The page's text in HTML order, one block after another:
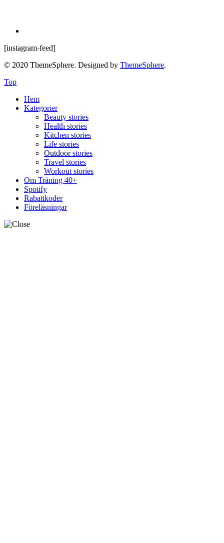
[instagram-feed]
© 2020 ThemeSphere. Designed by ThemeSphere.
Top
Hem
Kategorier
Beauty stories
Health stories
Kitchen stories
Life stories
Outdoor stories
Travel stories
Workout stories
Om Träning 40+
Spotify
Rabattkoder
Föreläsningar